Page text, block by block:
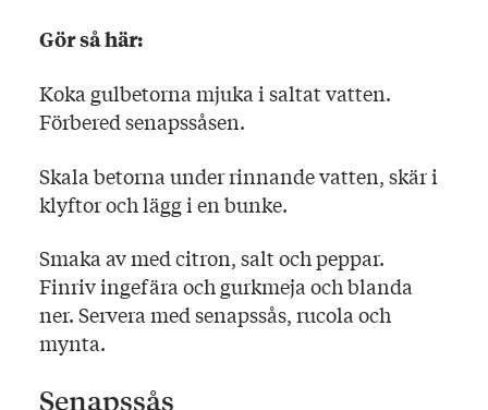
Gör så här:
Koka gulbetorna mjuka i saltat vatten.
Förbered senapssåsen.
Skala betorna under rinnande vatten, skär i
klyftor och lägg i en bunke.
Smaka av med citron, salt och peppar.
Finriv ingefära och gurkmeja och blanda
ner. Servera med senapssås, rucola och
mynta.
Senapssås